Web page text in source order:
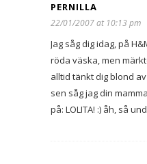
PERNILLA
22/01/2007 at 10:13 pm
Jag såg dig idag, på
röda väska, men
alltid tänkt dig blond
sen såg jag din
på: LOLITA! :) åh, så